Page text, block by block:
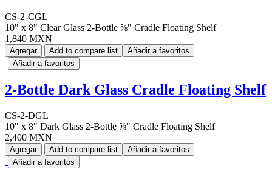
CS-2-CGL
10" x 8" Clear Glass 2-Bottle ⅝" Cradle Floating Shelf
1,840 MXN
Agregar Add to compare list
Añadir a favoritos
Añadir a favoritos
2-Bottle Dark Glass Cradle Floating Shelf
CS-2-DGL
10" x 8" Dark Glass 2-Bottle ⅝" Cradle Floating Shelf
2,400 MXN
Agregar Add to compare list
Añadir a favoritos
Añadir a favoritos